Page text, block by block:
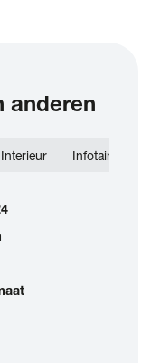
anderen
Interieur Infotainment